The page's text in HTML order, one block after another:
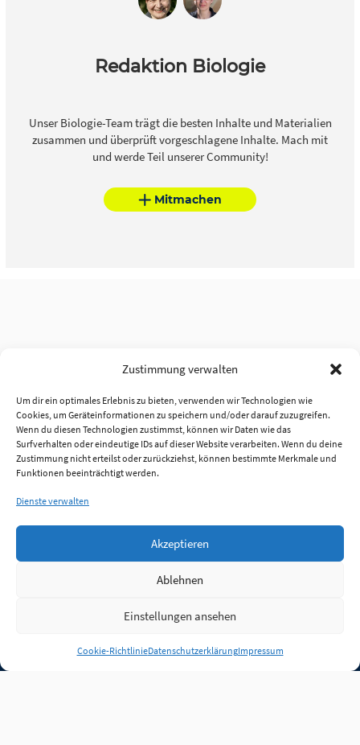
Zustimmung verwalten
Um dir ein optimales Erlebnis zu bieten, verwenden wir Technologien wie
Cookies, um Geräteinformationen zu speichern und/oder darauf zuzugreifen.
Wenn du diesen Technologien zustimmst, können wir Daten wie das
Surfverhalten oder eindeutige IDs auf dieser Website verarbeiten. Wenn du deine
Zustimmung nicht erteilst oder zurückziehst, können bestimmte Merkmale und
Funktionen beeinträchtigt werden.
Dienste verwalten
Akzeptieren
Ablehnen
Einstellungen ansehen
Cookie-RichtlinieDatenschutzerklärungImpressum
Redaktion Biologie
Unser Biologie-Team trägt die besten Inhalte und Materialien
zusammen und überprüft vorgeschlagene Inhalte. Mach mit
und werde Teil unserer Community!
Mitmachen
Anmelden
Jobs Partner FAQ Quellen